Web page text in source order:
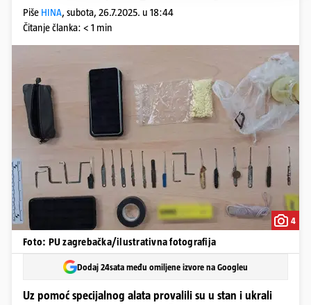
Piše HINA, subota, 26.7.2025. u 18:44
Čitanje članka: < 1 min
4
Foto: PU zagrebačka/ilustrativna fotografija
Dodaj 24sata među omiljene izvore na Googleu
Uz pomoć specijalnog alata provalili su u stan i ukrali